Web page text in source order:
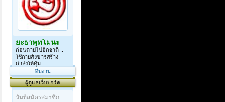
ยะธาพุทโมนะ
ก่อนตายไปอีกชาติ ..
ใช้กายสังขารสร้าง
กำลังให้คุ้ม
ทีมงาน
ผู้ดูแลเว็บบอร์ด
วันที่สมัครสมาชิก: